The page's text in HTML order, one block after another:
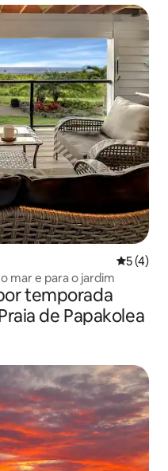
5 de
5 (4)
mar e para o jardim
temporada
de Papakolea
hóspedes